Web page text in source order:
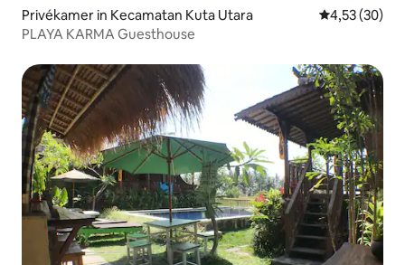
Privékamer in Kecamatan Kuta Utara Gemiddelde
4,53 (30)
PLAYA KARMA Guesthouse